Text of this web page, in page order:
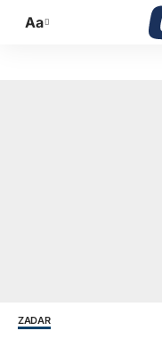
Promijeni
Aa
ZADAR